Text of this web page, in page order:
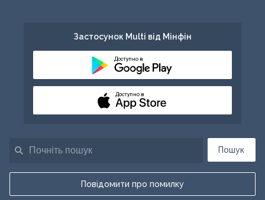
Пошук
Повідомити про помилку
Застосунок Multi від Мінфін
Доступно в
Доступно в